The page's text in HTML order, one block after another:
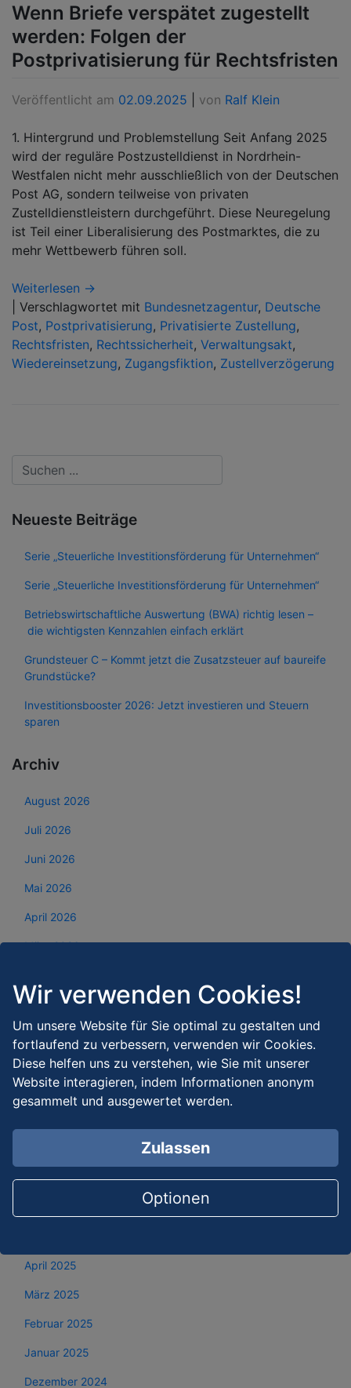
Wenn Briefe verspätet zugestellt
werden: Folgen der
Postprivatisierung für Rechtsfristen
Veröffentlicht am 02.09.2025 von Ralf Klein
1. Hintergrund und Problemstellung Seit Anfang 2025
wird der reguläre Postzustelldienst in Nordrhein-
Westfalen nicht mehr ausschließlich von der Deutschen
Post AG, sondern teilweise von privaten
Zustelldienstleistern durchgeführt. Diese Neuregelung
ist Teil einer Liberalisierung des Postmarktes, die zu
mehr Wettbewerb führen soll.
Weiterlesen →
Verschlagwortet mit Bundesnetzagentur, Deutsche
Post, Postprivatisierung, Privatisierte Zustellung,
Rechtsfristen, Rechtssicherheit, Verwaltungsakt,
Wiedereinsetzung, Zugangsfiktion, Zustellverzögerung
Neueste Beiträge
Serie „Steuerliche Investitionsförderung für Unternehmen“
Serie „Steuerliche Investitionsförderung für Unternehmen“
Betriebswirtschaftliche Auswertung (BWA) richtig lesen –
die wichtigsten Kennzahlen einfach erklärt
Grundsteuer C – Kommt jetzt die Zusatzsteuer auf baureife
Grundstücke?
Investitionsbooster 2026: Jetzt investieren und Steuern
sparen
Archiv
August 2026
Juli 2026
Juni 2026
Mai 2026
April 2026
März 2026
Januar 2026
Dezember 2025
November 2025
Oktober 2025
Juli 2025
April 2025
März 2025
Februar 2025
Januar 2025
Dezember 2024
Wir verwenden Cookies!
Um unsere Website für Sie optimal zu gestalten und
fortlaufend zu verbessern, verwenden wir Cookies.
Diese helfen uns zu verstehen, wie Sie mit unserer
Website interagieren, indem Informationen anonym
gesammelt und ausgewertet werden.
Zulassen
Optionen